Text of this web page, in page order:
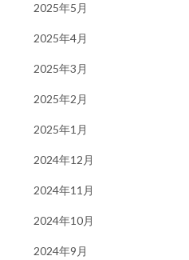
2025年5月
2025年4月
2025年3月
2025年2月
2025年1月
2024年12月
2024年11月
2024年10月
2024年9月